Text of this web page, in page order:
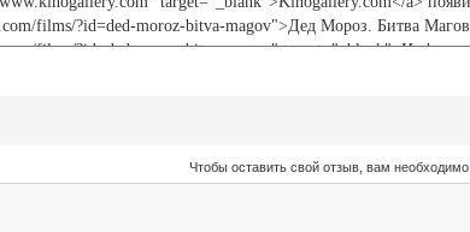
Чтобы оставить свой отзыв, вам необходимо